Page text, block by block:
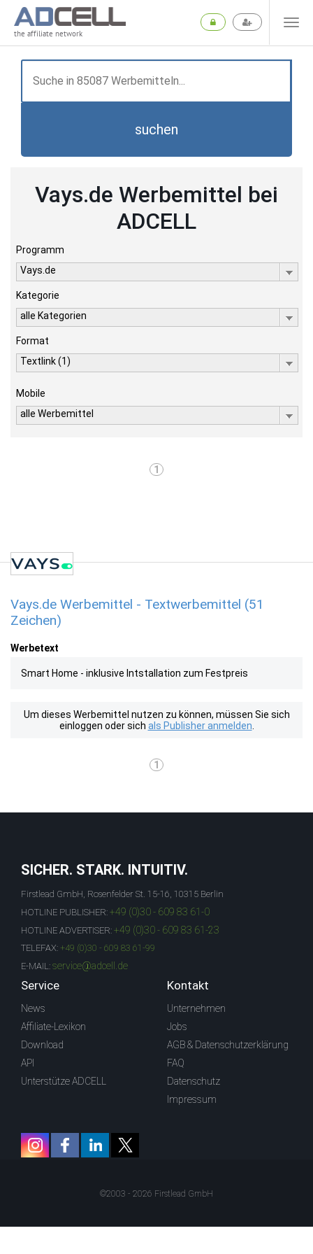
the affiliate network
suchen
Vays.de Werbemittel bei
ADCELL
Programm
Vays.de
Kategorie
alle Kategorien
Format
Textlink (1)
Mobile
alle Werbemittel
1
Vays.de Werbemittel - Textwerbemittel (51
Zeichen)
Werbetext
Smart Home - inklusive Intstallation zum Festpreis
Um dieses Werbemittel nutzen zu können, müssen Sie sich
einloggen oder sich als Publisher anmelden
1
SICHER. STARK. INTUITIV.
Firstlead GmbH, Rosenfelder St. 15-16, 10315 Berlin
HOTLINE PUBLISHER: +49 (0)30 - 609 83 61-0
HOTLINE ADVERTISER: +49 (0)30 - 609 83 61-23
TELEFAX: +49 (0)30 - 609 83 61-99
E-MAIL: service@adcell.de
Service
News
Affiliate-Lexikon
Download
API
Unterstütze ADCELL
Kontakt
Unternehmen
Jobs
AGB & Datenschutzerklärung
FAQ
Datenschutz
Impressum
©2003 - 2026 Firstlead GmbH